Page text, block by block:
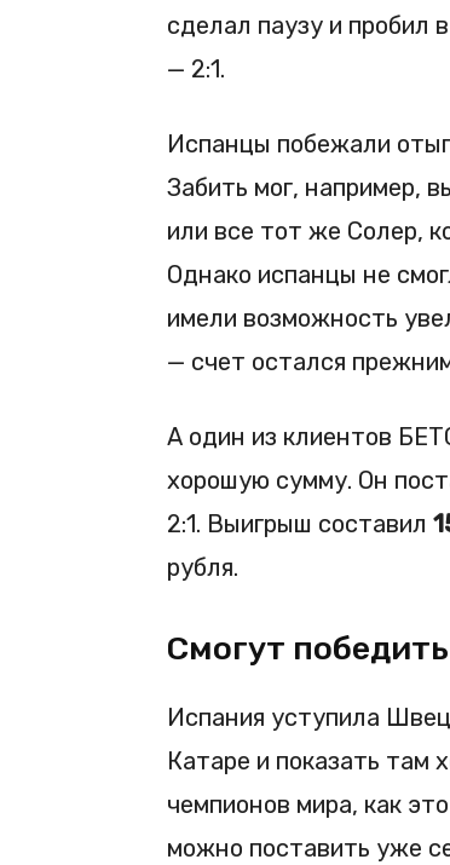
сделал паузу и пробил
— 2:1.
Испанцы побежали
Забить мог, например,
или все тот же Солер,
Однако испанцы не
имели возможность
— счет остался
А один из клиентов
хорошую сумму. Он
2:1. Выигрыш составил
рубля.
Смогут
Испания уступила
Катаре и показать там
чемпионов мира, как
можно поставить уже